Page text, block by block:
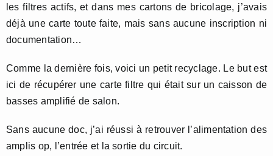
les filtres actifs, et dans mes cartons de bricolage, j’avais
déjà une carte toute faite, mais sans aucune inscription ni
documentation…
Comme la dernière fois, voici un petit recyclage. Le but est
ici de récupérer une carte filtre qui était sur un caisson de
basses amplifié de salon.
Sans aucune doc, j’ai réussi à retrouver l’alimentation des
amplis op, l’entrée et la sortie du circuit.